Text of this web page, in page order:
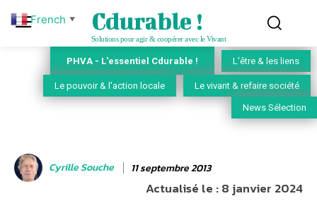
Cdurable !
Solutions pour agir & coopérer avec le Vivant
PHVA - L'essentiel Cdurable ! L'être & les liens
Le pouvoir & l'action locale Le vivant & refaire société
News Sélection
Cyrille Souche 11 septembre 2013
Actualisé le :8 janvier 2024
French ▼